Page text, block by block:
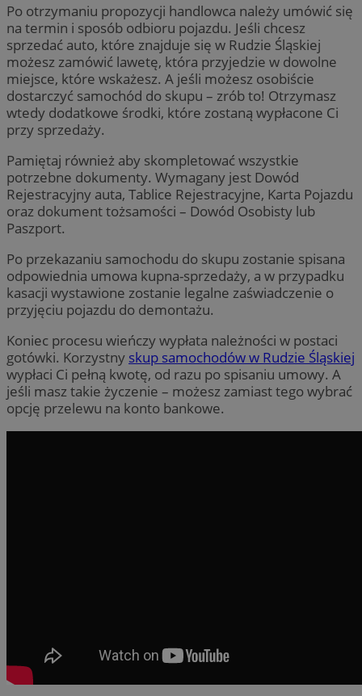
Po otrzymaniu propozycji handlowca należy umówić się
na termin i sposób odbioru pojazdu. Jeśli chcesz
sprzedać auto, które znajduje się w Rudzie Śląskiej
możesz zamówić lawetę, która przyjedzie w dowolne
miejsce, które wskażesz. A jeśli możesz osobiście
dostarczyć samochód do skupu – zrób to! Otrzymasz
wtedy dodatkowe środki, które zostaną wypłacone Ci
przy sprzedaży.
Pamiętaj również aby skompletować wszystkie
potrzebne dokumenty. Wymagany jest Dowód
Rejestracyjny auta, Tablice Rejestracyjne, Karta Pojazdu
oraz dokument tożsamości – Dowód Osobisty lub
Paszport.
Po przekazaniu samochodu do skupu zostanie spisana
odpowiednia umowa kupna-sprzedaży, a w przypadku
kasacji wystawione zostanie legalne zaświadczenie o
przyjęciu pojazdu do demontażu.
Koniec procesu wieńczy wypłata należności w postaci
gotówki. Korzystny skup samochodów w Rudzie Śląskiej
wypłaci Ci pełną kwotę, od razu po spisaniu umowy. A
jeśli masz takie życzenie – możesz zamiast tego wybrać
opcję przelewu na konto bankowe.